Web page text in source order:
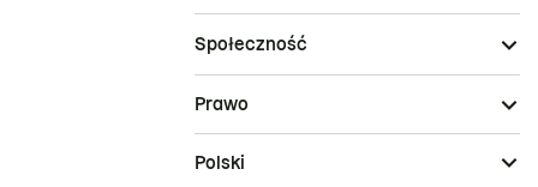
Społeczność
Prawo
Polski